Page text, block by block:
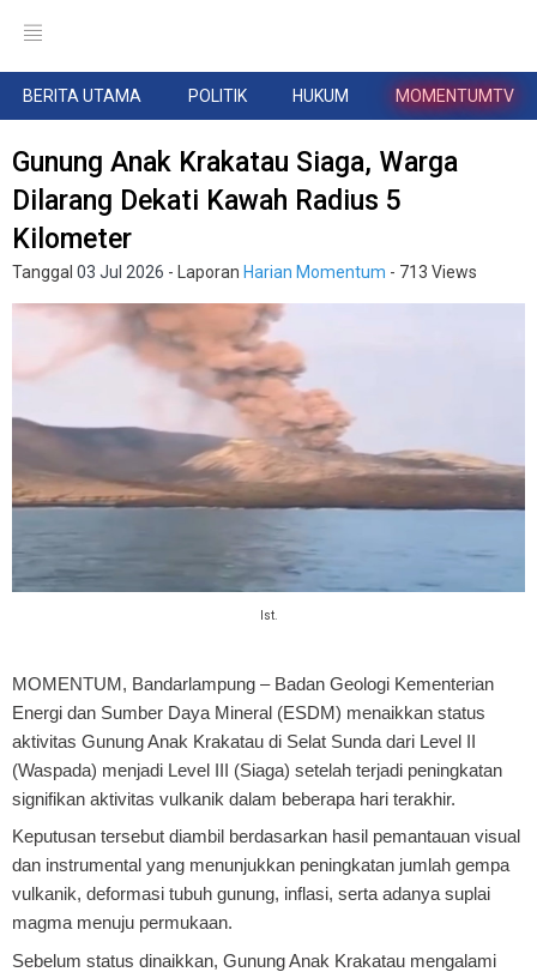
BERITA UTAMA POLITIK HUKUM MOMENTUMTV
Gunung Anak Krakatau Siaga, Warga
Dilarang Dekati Kawah Radius 5
Kilometer
Tanggal 03 Jul 2026 - Laporan Harian Momentum - 713 Views
Ist.
MOMENTUM, Bandarlampung – Badan Geologi Kementerian
Energi dan Sumber Daya Mineral (ESDM) menaikkan status
aktivitas Gunung Anak Krakatau di Selat Sunda dari Level II
(Waspada) menjadi Level III (Siaga) setelah terjadi peningkatan
signifikan aktivitas vulkanik dalam beberapa hari terakhir.
Keputusan tersebut diambil berdasarkan hasil pemantauan visual
dan instrumental yang menunjukkan peningkatan jumlah gempa
vulkanik, deformasi tubuh gunung, inflasi, serta adanya suplai
magma menuju permukaan.
Sebelum status dinaikkan, Gunung Anak Krakatau mengalami